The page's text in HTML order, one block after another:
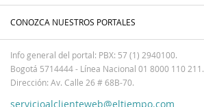
CONOZCA NUESTROS PORTALES
Info general del portal: PBX: 57 (1) 2940100.
Bogotá 5714444 - Línea Nacional 01 8000 110 211.
Dirección: Av. Calle 26 # 68B-70.
servicioalclienteweb@eltiempo.com